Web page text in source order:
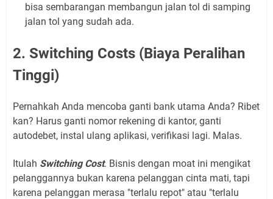
bisa sembarangan membangun jalan tol di samping
jalan tol yang sudah ada.
2. Switching Costs (Biaya Peralihan
Tinggi)
Pernahkah Anda mencoba ganti bank utama Anda? Ribet
kan? Harus ganti nomor rekening di kantor, ganti
autodebet, instal ulang aplikasi, verifikasi lagi. Malas.
Itulah Switching Cost. Bisnis dengan moat ini mengikat
pelanggannya bukan karena pelanggan cinta mati, tapi
karena pelanggan merasa "terlalu repot" atau "terlalu